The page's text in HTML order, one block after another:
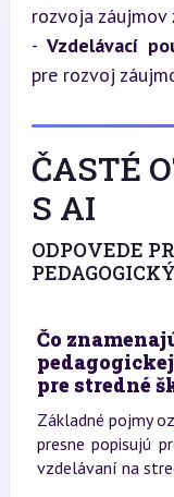
rozvoja záujmov
- Vzdelávací
pre rozvoj
ČASTÉ
S AI
ODPOVEDE
Čo
pre stredné
Základné pojmy
presne popisujú
vzdelávaní na